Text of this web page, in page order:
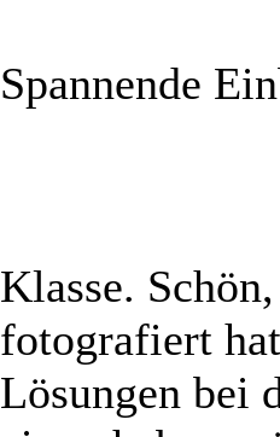
Spannende
Klasse.
fotografiert
Lösungen bei